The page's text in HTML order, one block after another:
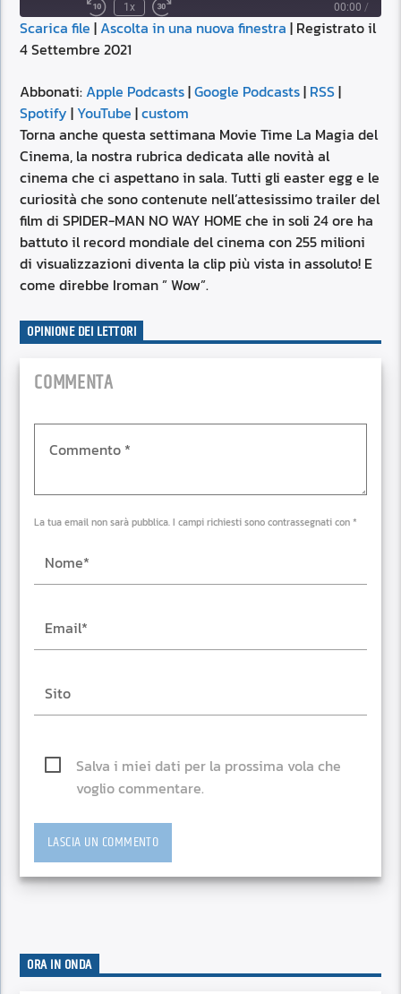
1x 00:00 /
SUBSCRIBE SHARE
Apple Podcasts
YouTube
RSS FEED
SHARE
LINK
EMBED
Scarica file |Ascolta in una nuova finestra | Registrato il
4 Settembre 2021
Abbonati:Apple Podcasts|Google Podcasts| RSS|
Spotify | YouTube |custom
Torna anche questa settimana Movie Time La Magia del
Cinema, la nostra rubrica dedicata alle novità al
cinema che ci aspettano in sala. Tutti gli easter egg e le
curiosità che sono contenute nell’attesissimo trailer del
film di SPIDER-MAN NO WAY HOME che in soli 24 ore ha
battuto il record mondiale del cinema con 255 milioni
di visualizzazioni diventa la clip più vista in assoluto! E
come direbbe Iroman ” Wow”.
OPINIONE DEI LETTORI
COMMENTA
La tua email non sarà pubblica. I campi richiesti sono contrassegnati con *
Salva i miei dati per la prossima vola che
voglio commentare.
ORA IN ONDA